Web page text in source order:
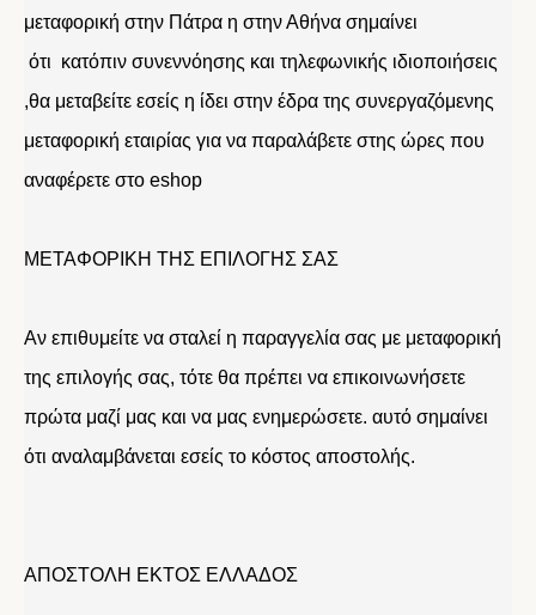
μεταφορική στην Πάτρα η στην Αθήνα σημαίνει
ότι κατόπιν συνεννόησης και τηλεφωνικής ιδιοποιήσεις
,θα μεταβείτε εσείς η ίδει στην έδρα της συνεργαζόμενης
μεταφορική εταιρίας για να παραλάβετε στης ώρες που
αναφέρετε στο eshop
ΜΕΤΑΦΟΡΙΚΗ ΤΗΣ ΕΠΙΛΟΓΗΣ ΣΑΣ
Αν επιθυμείτε να σταλεί η παραγγελία σας με μεταφορική
της επιλογής σας, τότε θα πρέπει να επικοινωνήσετε
πρώτα μαζί μας και να μας ενημερώσετε. αυτό σημαίνει
ότι αναλαμβάνεται εσείς το κόστος αποστολής.
ΑΠΟΣΤΟΛΗ ΕΚΤΟΣ ΕΛΛΑΔΟΣ